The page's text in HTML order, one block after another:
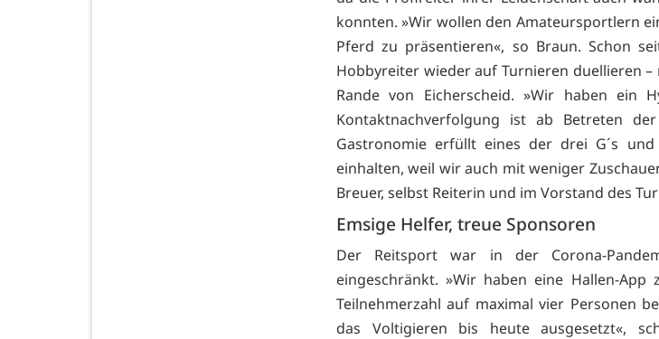
konnten. »Wir wollen den Amateursportlern
Pferd zu präsentieren«, so Braun. Schon
Hobbyreiter wieder auf Turnieren duellieren
Rande von Eicherscheid. »Wir haben ein
Kontaktnachverfolgung ist ab Betreten
Gastronomie erfüllt eines der drei G´s
einhalten, weil wir auch mit weniger
Breuer, selbst Reiterin und im Vorstand des
Emsige Helfer, treue Sponsoren
Der Reitsport war in der Corona-
eingeschränkt. »Wir haben eine Hallen-
Teilnehmerzahl auf maximal vier Personen
das Voltigieren bis heute ausgesetzt«,